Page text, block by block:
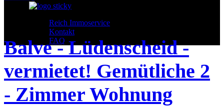
Reich Immoservice
Kontakt
FAQ
Balve - Lüdenscheid -
vermietet! Gemütliche 2
- Zimmer Wohnung